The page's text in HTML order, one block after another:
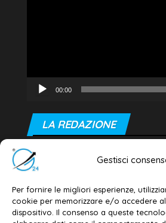
Gestisci
Per fornire le migliori esperienze,
cookie per memorizzare e/o accedere
dispositivo. Il consenso a queste
00:00
LA REDAZIONE
Editore e direttore responsabile:
Dott. Daniele G. Masciullo
Email: redazione@galatina24.it
Contatti –Disclaimer